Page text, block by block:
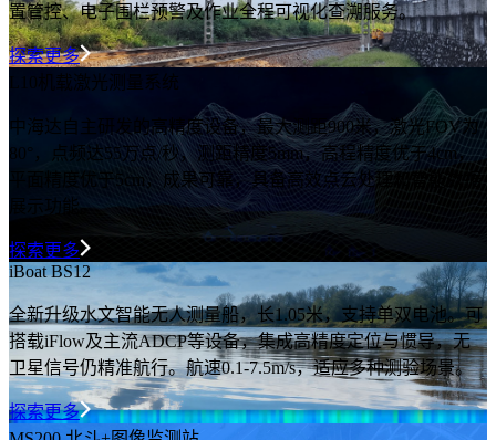
置管控、电子围栏预警及作业全程可视化查溯服务。
探索更多
L10机载激光测量系统
中海达自主研发的高精度设备，最大测距900米，激光FOV为
80°，点频达55万点/秒，测距精度5mm，高程精度优于4cm，
平面精度优于5cm，成果可靠，具备高效点云处理和智能数据
展示功能。
探索更多
iBoat BS12
全新升级水文智能无人测量船，长1.05米，支持单双电池。可
搭载iFlow及主流ADCP等设备，集成高精度定位与惯导，无
卫星信号仍精准航行。航速0.1-7.5m/s，适应多种测验场景。
探索更多